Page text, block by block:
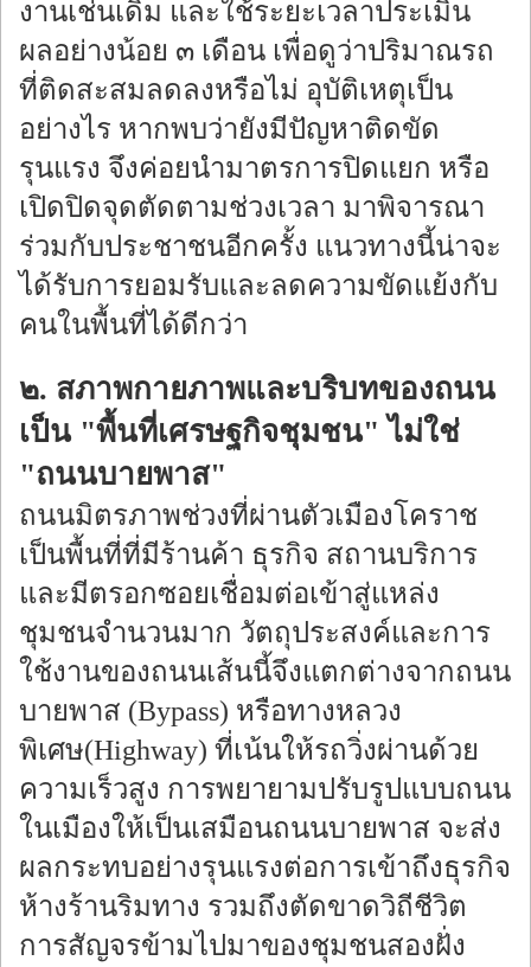
งานเช่นเดิม และใช้ระยะเวลาประเมิน
ผลอย่างน้อย ๓ เดือน เพื่อดูว่าปริมาณรถ
ที่ติดสะสมลดลงหรือไม่ อุบัติเหตุเป็น
อย่างไร หากพบว่ายังมีปัญหาติดขัด
รุนแรง จึงค่อยนำมาตรการปิดแยก หรือ
เปิดปิดจุดตัดตามช่วงเวลา มาพิจารณา
ร่วมกับประชาชนอีกครั้ง แนวทางนี้น่าจะ
ได้รับการยอมรับและลดความขัดแย้งกับ
คนในพื้นที่ได้ดีกว่า
๒. สภาพกายภาพและบริบทของถนน
เป็น "พื้นที่เศรษฐกิจชุมชน" ไม่ใช่
"ถนนบายพาส"
ถนนมิตรภาพช่วงที่ผ่านตัวเมืองโคราช
เป็นพื้นที่ที่มีร้านค้า ธุรกิจ สถานบริการ
และมีตรอกซอยเชื่อมต่อเข้าสู่แหล่ง
ชุมชนจำนวนมาก วัตถุประสงค์และการ
ใช้งานของถนนเส้นนี้จึงแตกต่างจากถนน
บายพาส (Bypass) หรือทางหลวง
พิเศษ(Highway) ที่เน้นให้รถวิ่งผ่านด้วย
ความเร็วสูง การพยายามปรับรูปแบบถนน
ในเมืองให้เป็นเสมือนถนนบายพาส จะส่ง
ผลกระทบอย่างรุนแรงต่อการเข้าถึงธุรกิจ
ห้างร้านริมทาง รวมถึงตัดขาดวิถีชีวิต
การสัญจรข้ามไปมาของชุมชนสองฝั่ง